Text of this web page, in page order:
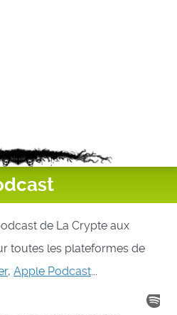
de La Crypte aux
toutes les plateformes de
, Apple Podcast...